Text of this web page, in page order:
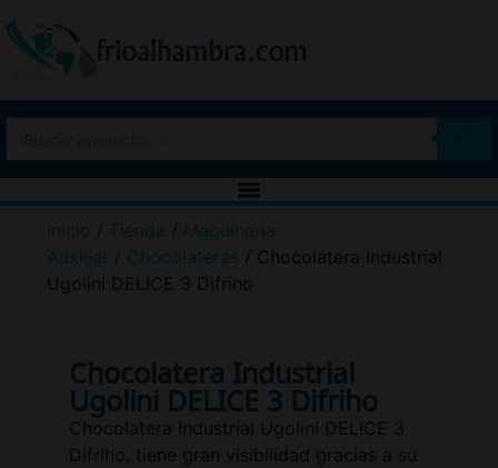
Inicio / Tienda / Maquinaria
Auxiliar / Chocolateras / Chocolatera Industrial
Ugolini DELICE 3 Difriho
Chocolatera Industrial
Ugolini DELICE 3 Difriho
Chocolatera Industrial Ugolini DELICE 3
Difriho, tiene gran visibilidad gracias a su